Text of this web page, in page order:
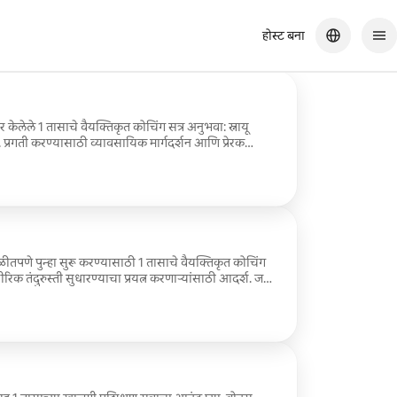
होस्ट बना
केलेले 1 तासाचे वैयक्तिकृत कोचिंग सत्र अनुभवा: स्नायू
करण्यासाठी व्यावसायिक मार्गदर्शन आणि प्रेरक
पुन्हा सुरू करण्यासाठी 1 तासाचे वैयक्तिकृत कोचिंग
तंदुरुस्ती सुधारण्याचा प्रयत्न करणाऱ्यांसाठी आदर्श. जलद
प्रभावी आणि प्रेरक पाठपुरावा.